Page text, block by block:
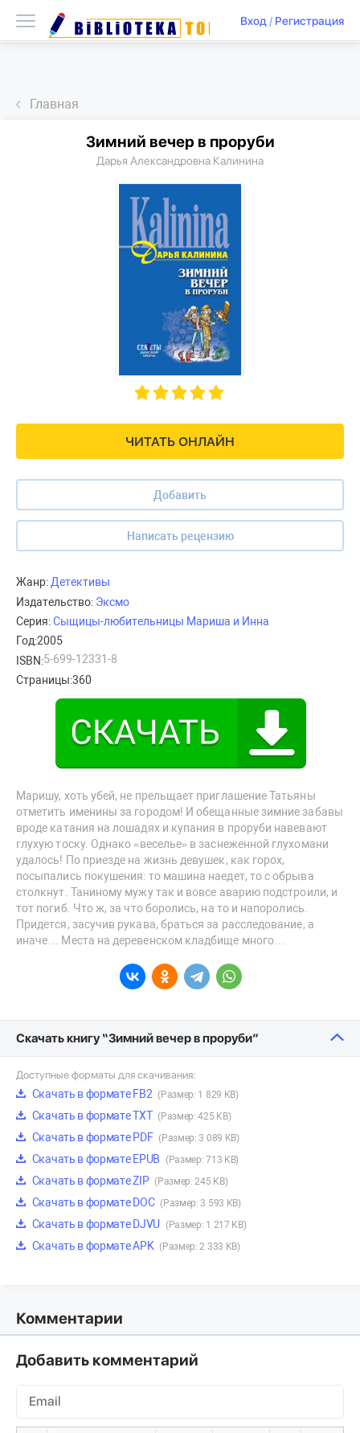
Вход/ Регистрация
Главная
ЧИТАТЬ ОНЛАЙН
Добавить
Написать рецензию
Зимний вечер в проруби
Дарья Александровна Калинина
Жанр:Детективы
Издательство: Эксмо
Серия:Сыщицы-любительницы Мариша и Инна
Год:2005
ISBN:5-699-12331-8
Страницы:360
Маришу, хоть убей, не прельщает приглашение Татьяны
отметить именины за городом! И обещанные зимние забавы
вроде катания на лошадях и купания в проруби навевают
глухую тоску. Однако «веселье» в заснеженной глухомани
удалось! По приезде на жизнь девушек, как горох,
посыпались покушения: то машина наедет, то с обрыва
столкнут. Таниному мужу так и вовсе аварию подстроили, и
тот погиб. Что ж, за что боролись, на то и напоролись.
Придется, засучив рукава, браться за расследование, а
иначе… Места на деревенском кладбище много…
Скачать книгу “Зимний вечер в проруби”
Доступные форматы для скачивания:
Скачать в формате FB2 (Размер: 1 829 KB)
Скачать в формате TXT (Размер: 425 KB)
Скачать в формате PDF (Размер: 3 089 KB)
Скачать в формате EPUB (Размер: 713 KB)
Скачать в формате ZIP (Размер: 245 KB)
Скачать в формате DOC (Размер: 3 593 KB)
Скачать в формате DJVU (Размер: 1 217 KB)
Скачать в формате APK (Размер: 2 333 KB)
Комментарии
Добавить комментарий